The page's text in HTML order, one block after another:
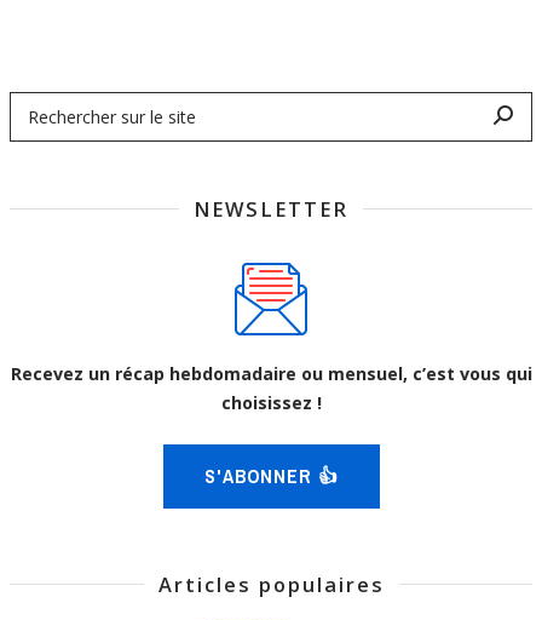
NEWSLETTER
Recevez un récap hebdomadaire ou mensuel, c’est vous qui
choisissez !
S'ABONNER 👍
Articles populaires